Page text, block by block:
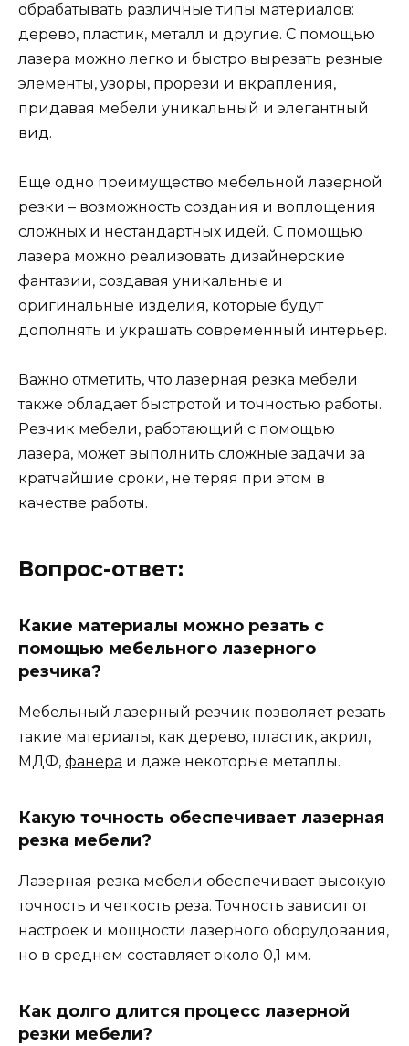
обрабатывать различные типы материалов:
дерево, пластик, металл и другие. С помощью
лазера можно легко и быстро вырезать резные
элементы, узоры, прорези и вкрапления,
придавая мебели уникальный и элегантный
вид.
Еще одно преимущество мебельной лазерной
резки – возможность создания и воплощения
сложных и нестандартных идей. С помощью
лазера можно реализовать дизайнерские
фантазии, создавая уникальные и
оригинальные изделия, которые будут
дополнять и украшать современный интерьер.
Важно отметить, чтолазерная резка мебели
также обладает быстротой и точностью работы.
Резчик мебели, работающий с помощью
лазера, может выполнить сложные задачи за
кратчайшие сроки, не теряя при этом в
качестве работы.
Вопрос-ответ:
Какие материалы можно резать с
помощью мебельного лазерного
резчика?
Мебельный лазерный резчик позволяет резать
такие материалы, как дерево, пластик, акрил,
МДФ, фанера и даже некоторые металлы.
Какую точность обеспечивает лазерная
резка мебели?
Лазерная резка мебели обеспечивает высокую
точность и четкость реза. Точность зависит от
настроек и мощности лазерного оборудования,
но в среднем составляет около 0,1 мм.
Как долго длится процесс лазерной
резки мебели?